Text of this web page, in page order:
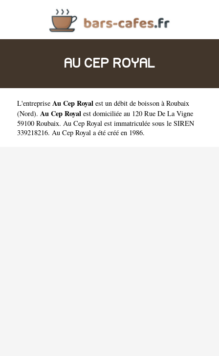
AU CEP ROYAL
L'entreprise Au Cep Royal est un débit de boisson à Roubaix
(Nord). Au Cep Royal est domiciliée au 120 Rue De La Vigne
59100 Roubaix. Au Cep Royal est immatriculée sous le SIREN
339218216. Au Cep Royal a été créé en 1986.